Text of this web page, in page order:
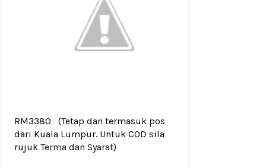
RM3380
(Tetap dan termasuk pos
dari Kuala Lumpur. Untuk COD sila
rujuk Terma dan Syarat)